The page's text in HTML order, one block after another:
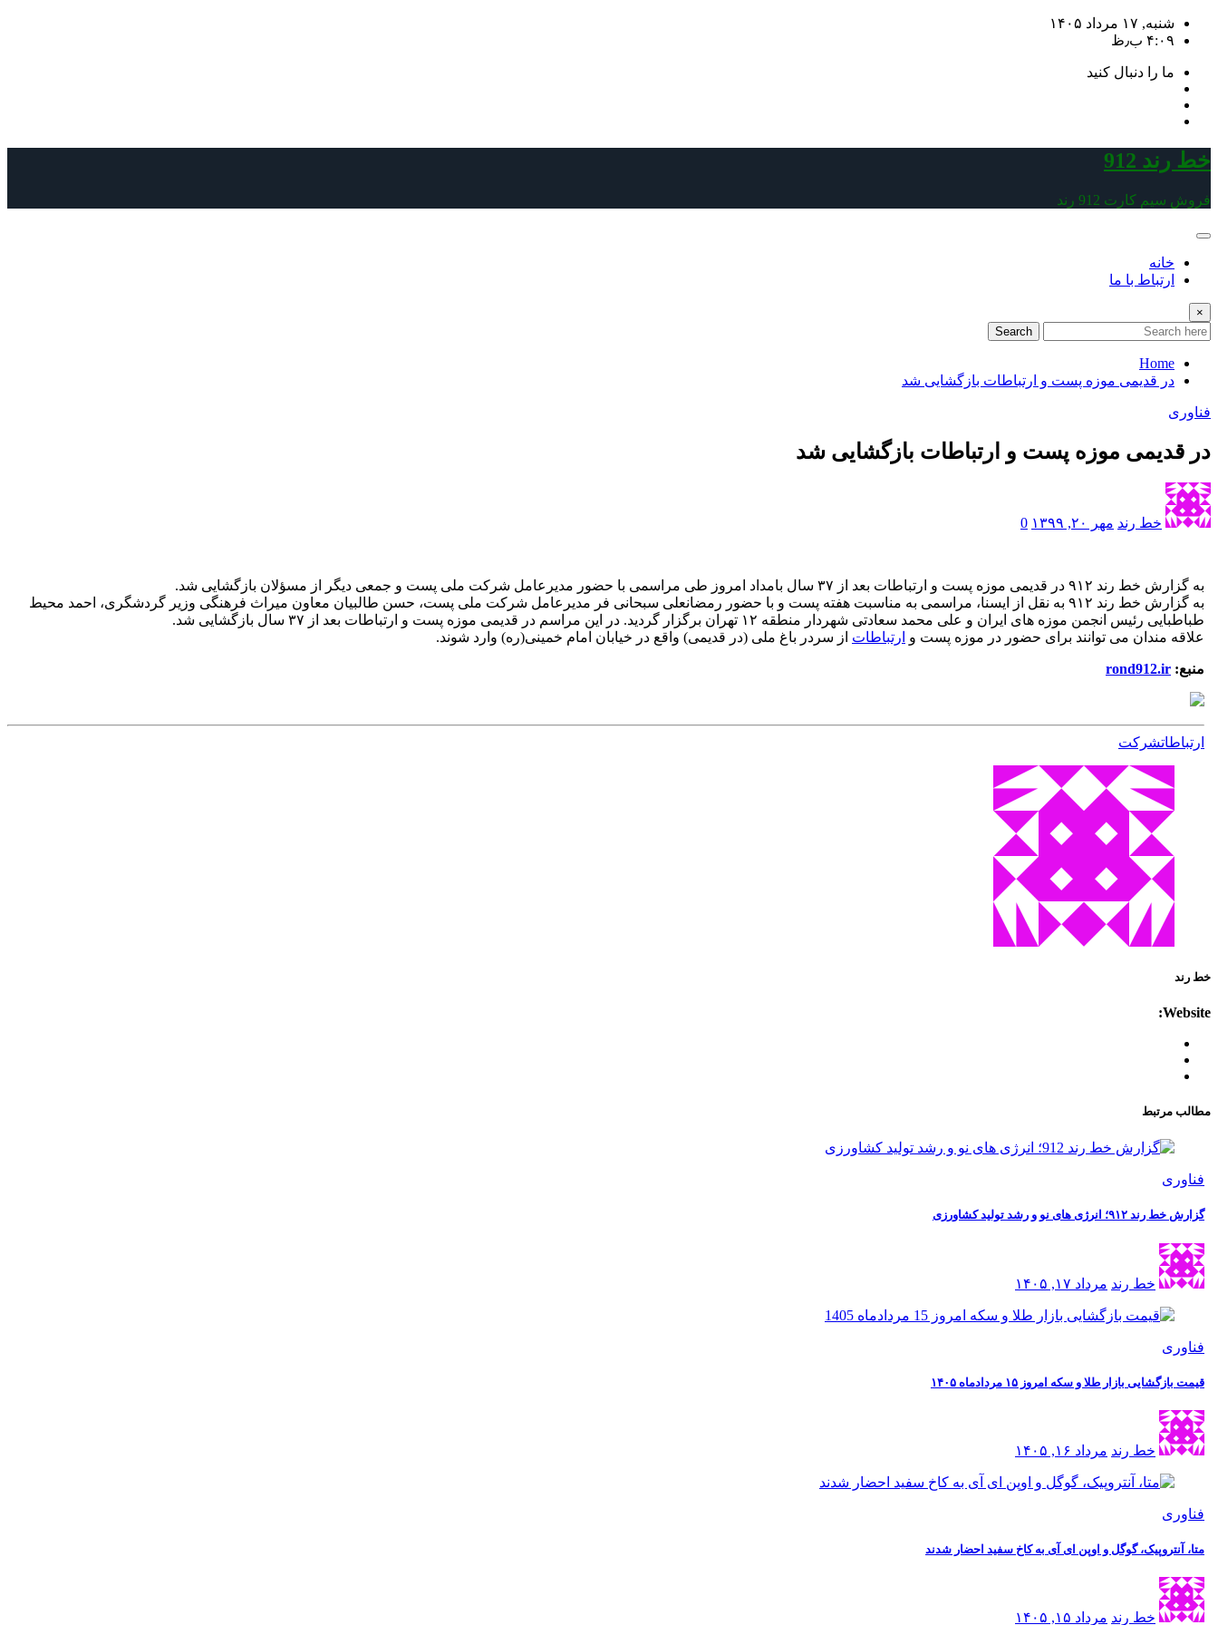
Skip
شنبه, ۱۷ مرداد ۱۴۰۵
۴:۰۹ ب٫ظ
ما را دنبال کنید
خط رند 912
فروش سیم کارت 912 رند
خانه
ارتباط با ما
×
Search
Home
در قدیمی موزه پست و ارتباطات بازگشایی شد
فناوری
در قدیمی موزه پست و ارتباطات بازگشایی شد
خط رند مهر ۲۰, ۱۳۹۹ 0
به گزارش خط رند ۹۱۲ در قدیمی موزه پست و ارتباطات بعد از ۳۷ سال بامداد امروز طی مراسمی با حضور مدیرعامل شرکت ملی پست و جمعی دیگر از مسؤلان بازگشایی شد.
به گزارش خط رند ۹۱۲ به نقل از ایسنا، مراسمی به مناسبت هفته پست و با حضور رمضانعلی سبحانی فر مدیرعامل شرکت ملی پست، حسن طالبیان معاون میراث فرهنگی وزیر گردشگری، احمد محیط
طباطبایی رئیس انجمن موزه های ایران و علی محمد سعادتی شهردار منطقه ۱۲ تهران برگزار گردید. در این مراسم در قدیمی موزه پست و ارتباطات بعد از ۳۷ سال بازگشایی شد.
علاقه مندان می توانند برای حضور در موزه پست و ارتباطات از سردر باغ ملی (در قدیمی) واقع در خیابان امام خمینی(ره) وارد شوند.
منبع: rond912.ir
ارتباطاتشركت
خط رند
Website:
مطالب مرتبط
فناوری
گزارش خط رند ۹۱۲؛ انرژی های نو و رشد تولید کشاورزی
خط رند مرداد ۱۷, ۱۴۰۵
فناوری
قیمت بازگشایی بازار طلا و سکه امروز ۱۵ مردادماه ۱۴۰۵
خط رند مرداد ۱۶, ۱۴۰۵
فناوری
متا، آنتروپیک، گوگل و اوپن ای آی به کاخ سفید احضار شدند
خط رند مرداد ۱۵, ۱۴۰۵